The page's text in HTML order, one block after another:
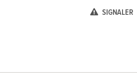
SIGNALER